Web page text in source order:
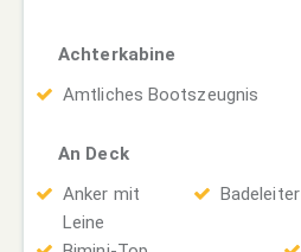
Achterkabine
Amtliches Bootszeugnis
An Deck
Anker mit
Leine
Badeleiter